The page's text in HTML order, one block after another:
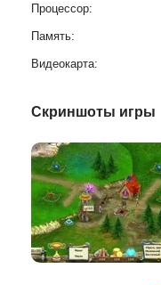
Процессор:
Память:
Видеокарта:
Скриншоты игры